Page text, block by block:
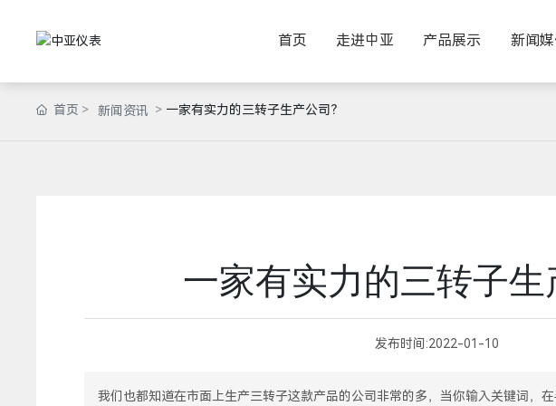
首页 走进中亚 产品展示 新闻
首页 新闻资讯 一家有实力的三转子生产公司？
一家有实力的三转子生
发布时间:2022-01-10
我们也都知道在市面上生产三转子这款产品的公司非常的多，当你输入关键词，